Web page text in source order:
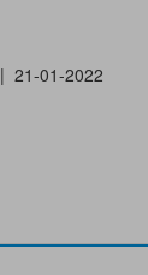
| 21-01-2022